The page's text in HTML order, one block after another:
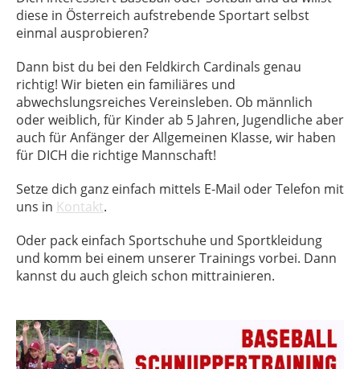
diese in Österreich aufstrebende Sportart selbst
einmal ausprobieren?
Dann bist du bei den Feldkirch Cardinals genau
richtig! Wir bieten ein familiäres und
abwechslungsreiches Vereinsleben. Ob männlich
oder weiblich, für Kinder ab 5 Jahren, Jugendliche aber
auch für Anfänger der Allgemeinen Klasse, wir haben
für DICH die richtige Mannschaft!
Setze dich ganz einfach mittels E-Mail oder Telefon mit
uns in Kontakt.
Oder pack einfach Sportschuhe und Sportkleidung
und komm bei einem unserer Trainings vorbei. Dann
kannst du auch gleich schon mittrainieren.